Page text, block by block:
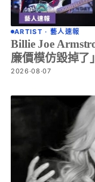
ARTIST · 藝人速報
Billie Joe
廉價模仿毀掉了」
2026·08·07